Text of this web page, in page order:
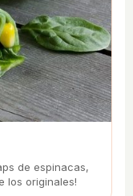
de espinacas,
los originales!